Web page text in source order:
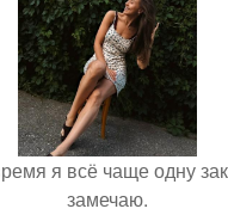
я всё чаще одну
замечаю.